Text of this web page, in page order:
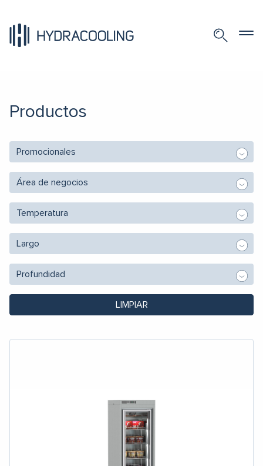
Productos
LIMPIAR